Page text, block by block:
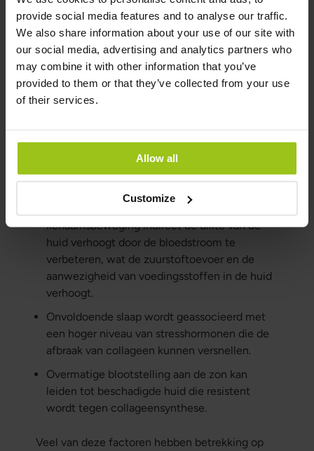
provide social media features and to analyse our traffic.
We also share information about your use of our site with
our social media, advertising and analytics partners who
may combine it with other information that you’ve
provided to them or that they’ve collected from your use
of their services.
Allow all
Customize
opbouw en dichtheid van botten vermindert.
Overmatige vrije radicalen door roken,
luchtvervuiling beschadigen collageenvezels
en verminderen de cellulaire
collageensynthese.
Cafeïne vermindert aanzienlijk de cellulaire
Fysieke inactiviteit vermindert de
lichaamsbeweging indirect de dikte van de
huid verhoogt door de bloedstroom te
verbeteren, wat de zuurstoftoevoer en de
aanwezigheid van voedingsstoffen in de huid
verhoogt.
Onvoldoende slaap wordt geassocieerd met
een hoger niveau van stresshormonen die de
afbraak van collageen kunnen versnellen.
Overmatige blootstelling aan de zon kan
leiden tot beschadigde huid die resistent
wordt tegen collageensynthese.
Veel van deze factoren hebben betrekking op